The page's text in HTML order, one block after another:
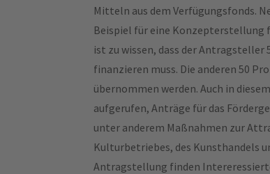
Mitteln aus dem Verfügungsfonds.
Beispiel für eine Konzepterstellung
ist zu wissen, dass der
finanzieren muss. Die anderen 50
übernommen werden. Auch in
aufgerufen, Anträge für das
unter anderem Maßnahmen zur
Kulturbetriebes, des Kunsthandels
Antragstellung finden